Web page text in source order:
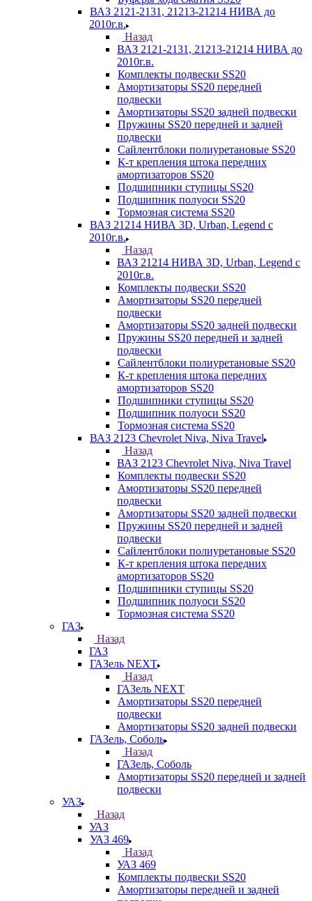
ВАЗ 2121-2131, 21213-21214 НИВА до
2010г.в.
Назад
ВАЗ 2121-2131, 21213-21214 НИВА до
2010г.в.
Комплекты подвески SS20
Амортизаторы SS20 передней
подвески
Амортизаторы SS20 задней подвески
Пружины SS20 передней и задней
подвески
Сайлентблоки полиуретановые SS20
К-т крепления штока передних
амортизаторов SS20
Подшипники ступицы SS20
Подшипник полуоси SS20
Тормозная система SS20
ВАЗ 21214 НИВА 3D, Urban, Legend c
2010г.в.
Назад
ВАЗ 21214 НИВА 3D, Urban, Legend c
2010г.в.
Комплекты подвески SS20
Амортизаторы SS20 передней
подвески
Амортизаторы SS20 задней подвески
Пружины SS20 передней и задней
подвески
Сайлентблоки полиуретановые SS20
К-т крепления штока передних
амортизаторов SS20
Подшипники ступицы SS20
Подшипник полуоси SS20
Тормозная система SS20
ВАЗ 2123 Chevrolet Niva, Niva Travel
Назад
ВАЗ 2123 Chevrolet Niva, Niva Travel
Комплекты подвески SS20
Амортизаторы SS20 передней
подвески
Амортизаторы SS20 задней подвески
Пружины SS20 передней и задней
подвески
Сайлентблоки полиуретановые SS20
К-т крепления штока передних
амортизаторов SS20
Подшипники ступицы SS20
Подшипник полуоси SS20
Тормозная система SS20
ГАЗ
Назад
ГАЗ
ГАЗель NEXT
Назад
ГАЗель NEXT
Амортизаторы SS20 передней
подвески
Амортизаторы SS20 задней подвески
ГАЗель, Соболь
Назад
ГАЗель, Соболь
Амортизаторы SS20 передней и задней
подвески
УАЗ
Назад
УАЗ
УАЗ 469
Назад
УАЗ 469
Комплекты подвески SS20
Амортизаторы передней и задней